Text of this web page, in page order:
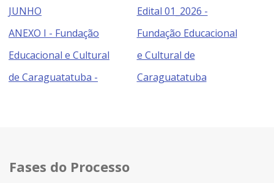
JUNHO
ANEXO I - Fundação
Educacional e Cultural
de Caraguatatuba -
Edital 01_2026 -
Fundação Educacional
e Cultural de
Caraguatatuba
Fases do Processo